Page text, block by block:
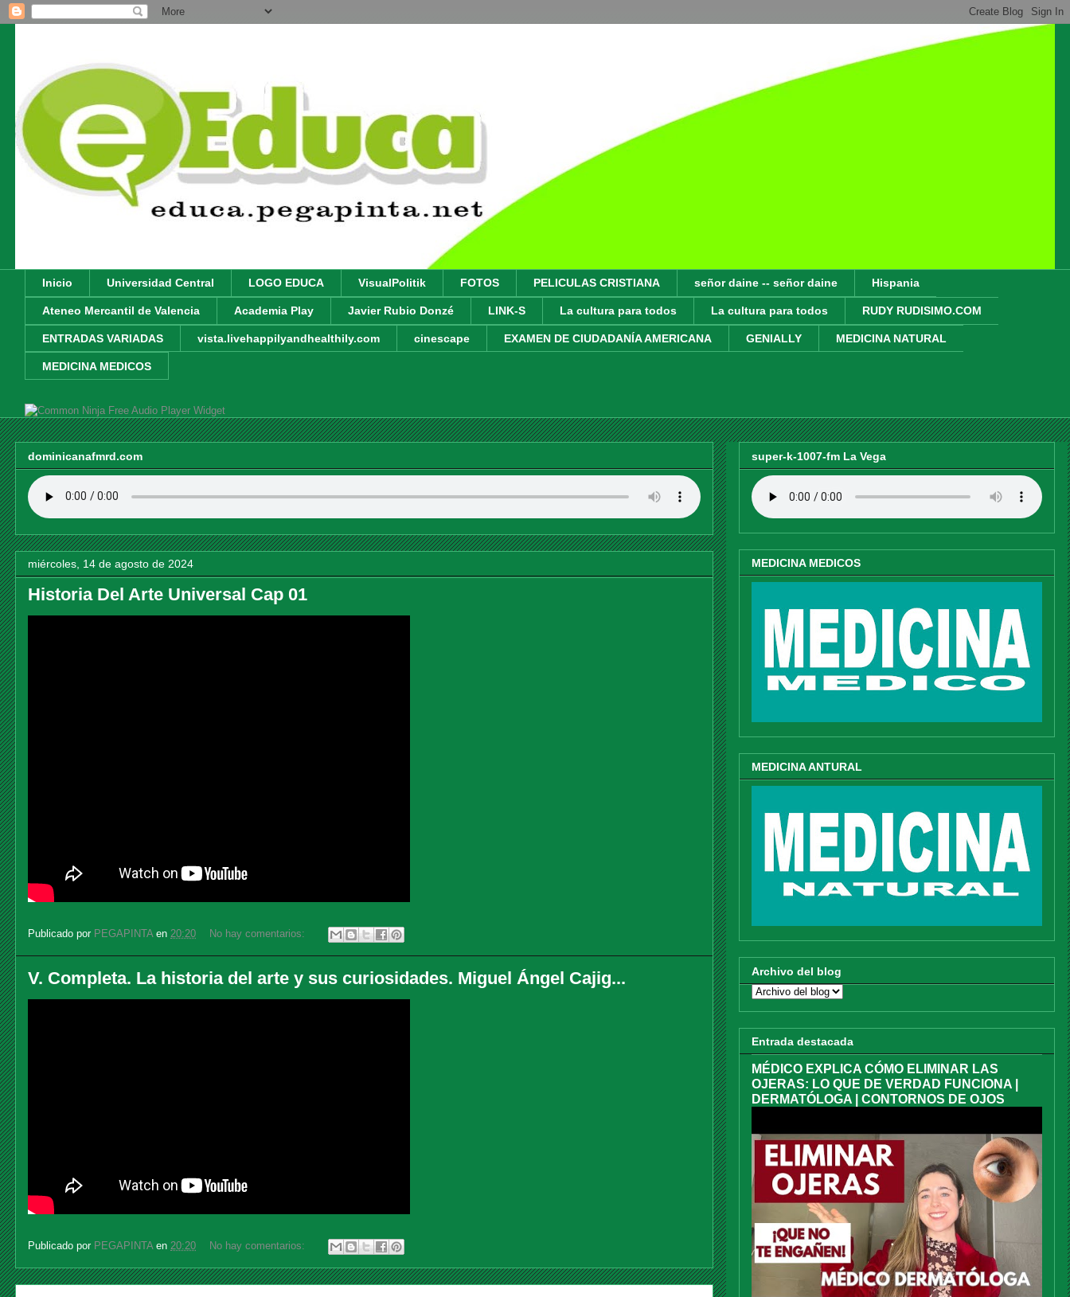
Inicio Universidad Central LOGO EDUCA VisualPolitik FOTOS PELICULAS CRISTIANA señor daine -- señor daine Hispania
Ateneo Mercantil de Valencia Academia Play Javier Rubio Donzé LINK-S La cultura para todos La cultura para todos RUDY RUDISIMO.COM
ENTRADAS VARIADAS vista.livehappilyandhealthily.com cinescape EXAMEN DE CIUDADANÍA AMERICANA GENIALLY MEDICINA NATURAL
MEDICINA MEDICOS
Free Audio Player Widget
dominicanafmrd.com
miércoles, 14 de agosto de 2024
Historia Del Arte Universal Cap 01
Publicado por PEGAPINTA en 20:20 No hay comentarios:
V. Completa. La historia del arte y sus curiosidades. Miguel Ángel Cajig...
Publicado por PEGAPINTA en 20:20 No hay comentarios:
super-k-1007-fm La Vega
MEDICINA MEDICOS
MEDICINA ANTURAL
Archivo del blog
Entrada destacada
MÉDICO EXPLICA CÓMO ELIMINAR LAS
OJERAS: LO QUE DE VERDAD FUNCIONA |
DERMATÓLOGA | CONTORNOS DE OJOS